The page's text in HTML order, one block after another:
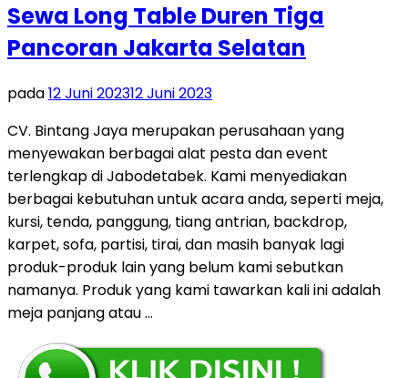
Sewa Long Table Duren Tiga
Pancoran Jakarta Selatan
pada12 Juni 202312 Juni 2023
CV. Bintang Jaya merupakan perusahaan yang
menyewakan berbagai alat pesta dan event
terlengkap di Jabodetabek. Kami menyediakan
berbagai kebutuhan untuk acara anda, seperti meja,
kursi, tenda, panggung, tiang antrian, backdrop,
karpet, sofa, partisi, tirai, dan masih banyak lagi
produk-produk lain yang belum kami sebutkan
namanya. Produk yang kami tawarkan kali ini adalah
meja panjang atau …